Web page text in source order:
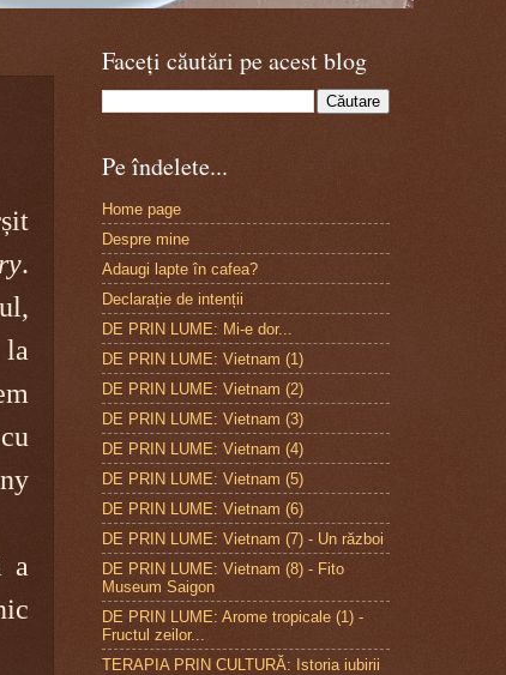
.
a
Faceți căutări pe acest blog
Pe îndelete...
Home page
Despre mine
Adaugi lapte în cafea?
Declarație de intenții
DE PRIN LUME: Mi-e dor...
DE PRIN LUME: Vietnam (1)
DE PRIN LUME: Vietnam (2)
DE PRIN LUME: Vietnam (3)
DE PRIN LUME: Vietnam (4)
DE PRIN LUME: Vietnam (5)
DE PRIN LUME: Vietnam (6)
DE PRIN LUME: Vietnam (7) - Un război
DE PRIN LUME: Vietnam (8) - Fito
Museum Saigon
DE PRIN LUME: Arome tropicale (1) -
Fructul zeilor...
TERAPIA PRIN CULTURĂ: Istoria iubirii